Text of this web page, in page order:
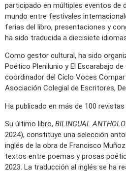
participado en múltiples eventos de
mundo entre festivales
ferias del libro, presentaciones y
ha sido traducida a diecisiete
Como gestor cultural, ha sido
Poético Plenilunio y El Escarabajo
coordinador del Ciclo Voces
Asociación Colegial de Escritores,
Ha publicado en más de 100 revistas
Su último libro, BILINGUAL
2024), constituye una selección
inglés de la obra de Francisco
textos entre poemas y prosas
2023. La traducción al inglés se ha